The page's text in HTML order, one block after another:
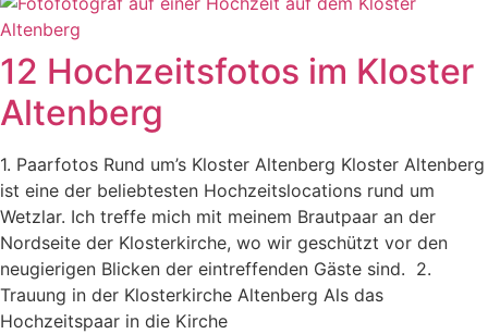
12 Hochzeitsfotos im Kloster
Altenberg
1. Paarfotos Rund um’s Kloster Altenberg Kloster Altenberg
ist eine der beliebtesten Hochzeitslocations rund um
Wetzlar. Ich treffe mich mit meinem Brautpaar an der
Nordseite der Klosterkirche, wo wir geschützt vor den
neugierigen Blicken der eintreffenden Gäste sind. 2.
Trauung in der Klosterkirche Altenberg Als das
Hochzeitspaar in die Kirche